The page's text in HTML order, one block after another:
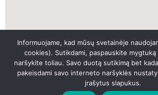
SKUBI PAGALBA
SKAMBINTI
Informuojame, kad mūsų svetainėje
cookies). Sutikdami, paspauskite mygtuką
naršykite toliau. Savo duotą sutikimą bet
pakeisdami savo interneto naršyklės
įrašytus slapukus.